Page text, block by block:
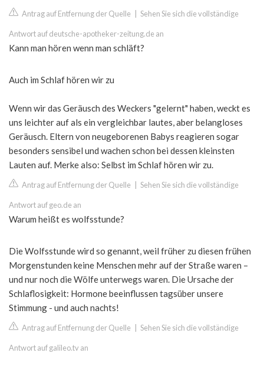
Antrag auf Entfernung der Quelle Sehen Sie sich die vollständige
Antwort auf deutsche-apotheker-zeitung.de an
Kann man hören wenn man schläft?
Auch im Schlaf hören wir zu
Wenn wir das Geräusch des Weckers "gelernt" haben, weckt es
uns leichter auf als ein vergleichbar lautes, aber belangloses
Geräusch. Eltern von neugeborenen Babys reagieren sogar
besonders sensibel und wachen schon bei dessen kleinsten
Lauten auf. Merke also: Selbst im Schlaf hören wir zu.
Antrag auf Entfernung der Quelle Sehen Sie sich die vollständige
Antwort auf geo.de an
Warum heißt es wolfsstunde?
Die Wolfsstunde wird so genannt, weil früher zu diesen frühen
Morgenstunden keine Menschen mehr auf der Straße waren –
und nur noch die Wölfe unterwegs waren. Die Ursache der
Schlaflosigkeit: Hormone beeinflussen tagsüber unsere
Stimmung - und auch nachts!
Antrag auf Entfernung der Quelle Sehen Sie sich die vollständige
Antwort auf galileo.tv an